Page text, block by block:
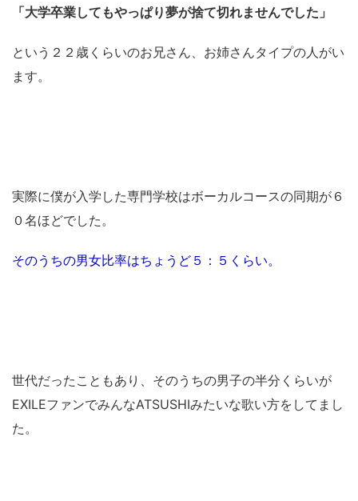
「大学卒業してもやっぱり夢が捨て切れませんでした」
という２２歳くらいのお兄さん、お姉さんタイプの人がい
ます。
実際に僕が入学した専門学校はボーカルコースの同期が６
０名ほどでした。
そのうちの男女比率はちょうど５：５くらい。
世代だったこともあり、そのうちの男子の半分くらいが
EXILEファンでみんなATSUSHIみたいな歌い方をしてまし
た。